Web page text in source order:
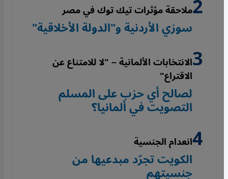
ملاحقة مؤثرات تيك توك في مصر
سوزي الأردنية و"الدولة الأخلاقية"
الانتخابات الألمانية – "لا للامتناع عن
الاقتراع"
لصالح أي حزب على المسلم
التصويت في ألمانيا؟
انعدام الجنسية
الكويت تجرّد مبدعيها من
جنسيتهم